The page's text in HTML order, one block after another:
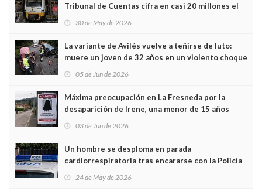
Tribunal de Cuentas cifra en casi 20 millones el
sobrecoste de los trenes que no cabían por los
30 de May de 2026
La variante de Avilés vuelve a teñirse de luto:
muere un joven de 32 años en un violento choque
frontal
05 de Jun de 2026
Máxima preocupación en La Fresneda por la
desaparición de Irene, una menor de 15 años
03 de Jun de 2026
Un hombre se desploma en parada
cardiorrespiratoria tras encararse con la Policía
Local en Luanco
24 de May de 2026